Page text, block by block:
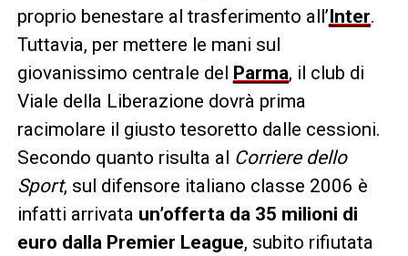
proprio benestare al trasferimento all’Inter.
Tuttavia, per mettere le mani sul
giovanissimo centrale del Parma, il club di
Viale della Liberazione dovrà prima
racimolare il giusto tesoretto dalle cessioni.
Secondo quanto risulta al Corriere dello
Sport, sul difensore italiano classe 2006 è
infatti arrivata un’offerta da 35 milioni di
euro dalla Premier League, subito rifiutata